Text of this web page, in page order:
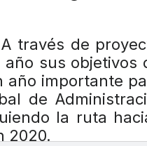
A través de
año sus objetivos
año importante
de
la ruta
2020.